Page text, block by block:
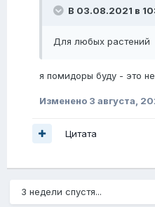
В 03.08.2021 в
Для любых растений
я помидоры буду - это
Изменено 3 августа,
Цитата
3 недели спустя...